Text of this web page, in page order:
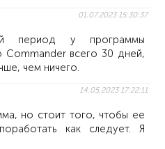
01.07.2023 15:30:37
период у программы
Commander всего 30 дней,
чем ничего.
14.05.2023 17:22:11
но стоит того, чтобы ее
как следует. Я